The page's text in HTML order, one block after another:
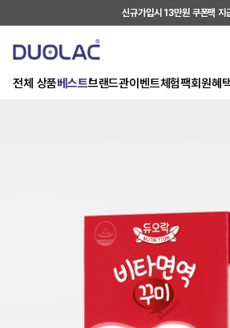
신규가입시 13만원 쿠폰팩 지
전체 상품베스트브랜드관이벤트체험팩회원혜